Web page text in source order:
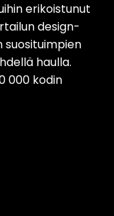
erikoistunut
design-
haulla.
000 kodin